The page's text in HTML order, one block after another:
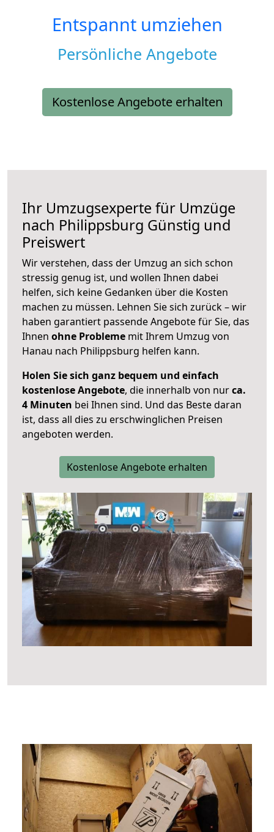
Entspannt umziehen
Persönliche Angebote
Kostenlose Angebote erhalten
Ihr Umzugsexperte für Umzüge
nach Philippsburg Günstig und
Preiswert
Wir verstehen, dass der Umzug an sich schon
stressig genug ist, und wollen Ihnen dabei
helfen, sich keine Gedanken über die Kosten
machen zu müssen. Lehnen Sie sich zurück – wir
haben garantiert passende Angebote für Sie, das
Ihnen ohne Probleme mit Ihrem Umzug von
Hanau nach Philippsburg helfen kann.
Holen Sie sich ganz bequem und einfach
kostenlose Angebote, die innerhalb von nurca.
4 Minuten bei Ihnen sind. Und das Beste daran
ist, dass all dies zu erschwinglichen Preisen
angeboten werden.
Kostenlose Angebote erhalten